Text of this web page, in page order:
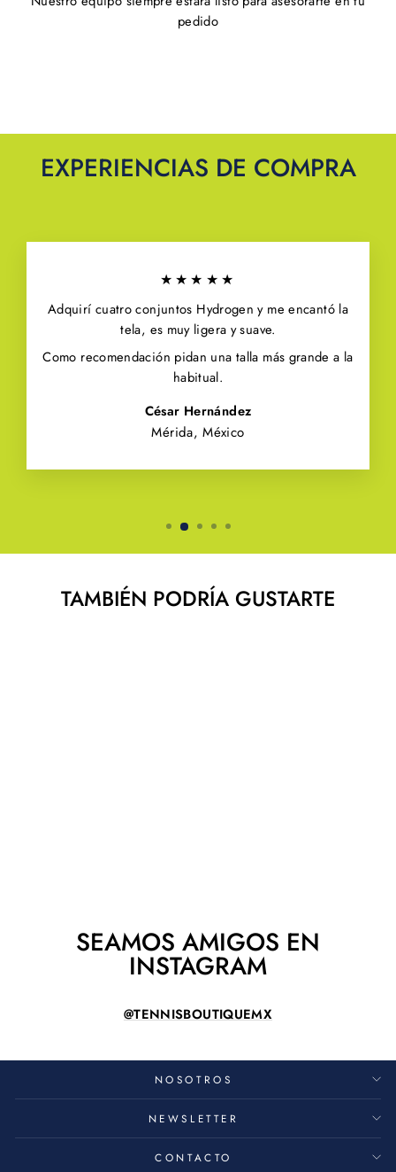
pedido
EXPERIENCIAS DE COMPRA
★★★★★
Adquirí cuatro conjuntos Hydrogen y me encantó la
tela, es muy ligera y suave.
Como recomendación pidan una talla más grande a la
habitual.
César Hernández
Mérida, México
TAMBIÉN PODRÍA GUSTARTE
SEAMOS AMIGOS EN
INSTAGRAM
@TENNISBOUTIQUEMX
NOSOTROS
NEWSLETTER
CONTACTO